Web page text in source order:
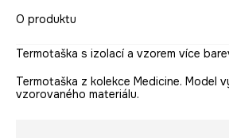
O produktu
Termotaška s izolací a vzorem více
Termotaška z kolekce Medicine. Model
vzorovaného materiálu.